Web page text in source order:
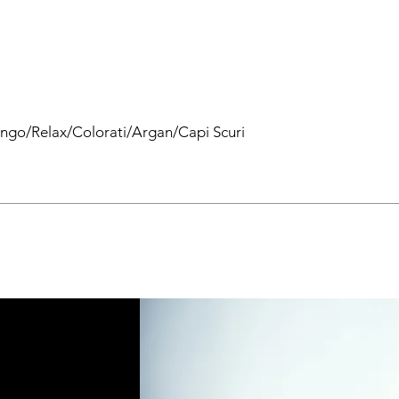
Relax/Colorati/Argan/Capi Scuri